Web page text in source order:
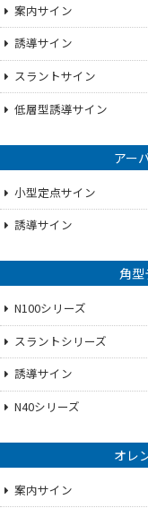
案内サイン
誘導サイン
スラントサイン
低層型誘導サイン
アー
小型定点サイン
誘導サイン
角型
N100シリーズ
スラントシリーズ
誘導サイン
N40シリーズ
オレ
案内サイン